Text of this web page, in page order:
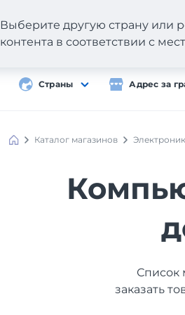
Страны Адрес за
Выберите другую страну или
контента в соответствии с
Meest
Каталог магазинов
Список
заказать